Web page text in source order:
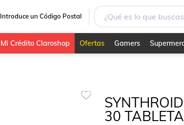
Introduce un Código Postal
Mi Crédito Claroshop Ofertas Gamers
30